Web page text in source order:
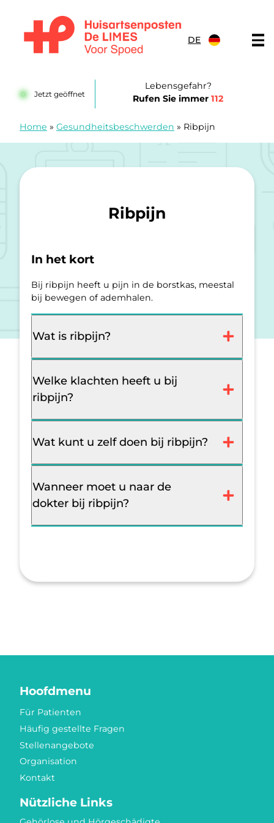
DE
Jetzt geöffnet
Lebensgefahr?
Rufen Sie immer112
Home » Gesundheitsbeschwerden » Ribpijn
Ribpijn
In het kort
Bij ribpijn heeft u pijn in de borstkas, meestal
bij bewegen of ademhalen.
Wat is ribpijn?
Welke klachten heeft u bij
ribpijn?
Wat kunt u zelf doen bij ribpijn?
Wanneer moet u naar de
dokter bij ribpijn?
Hoofdmenu
Für Patienten
Häufig gestellte Fragen
Stellenangebote
Organisation
Kontakt
Nützliche Links